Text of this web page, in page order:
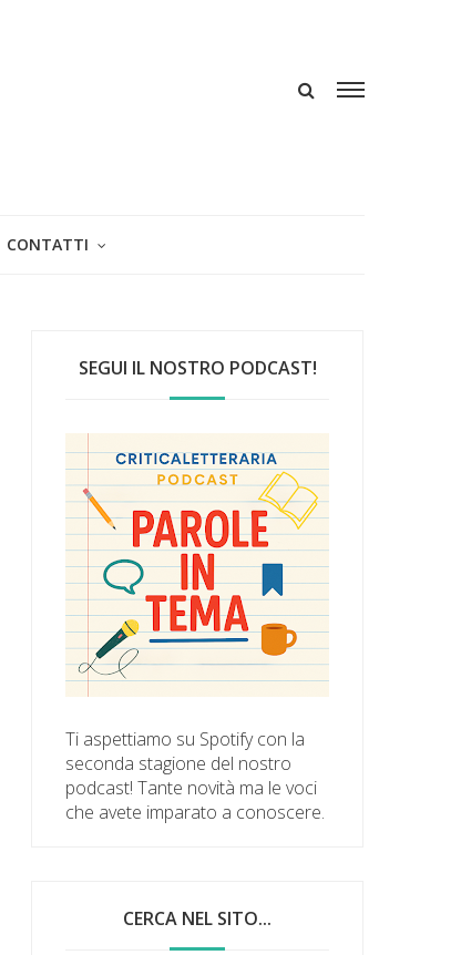
CONTATTI
SEGUI IL NOSTRO PODCAST!
Ti aspettiamo su Spotify con la
seconda stagione del nostro
podcast! Tante novità ma le voci
che avete imparato a conoscere.
CERCA NEL SITO...